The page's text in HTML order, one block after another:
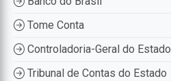
Tome Conta
Controladoria-Geral do Estado
Tribunal de Contas do Estado